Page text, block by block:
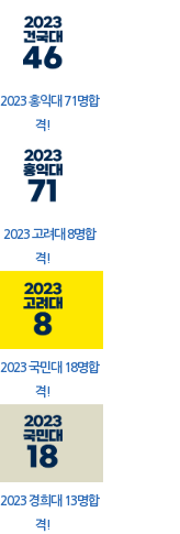
2023 홍익대 71명합
격!
2023 고려대 8명합
격!
2023 국민대 18명합
격!
2023 경희대 13명합
격!